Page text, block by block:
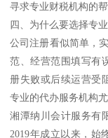
寻求专业财税机构的
四、为什么要选择专
公司注册看似简单，
范、经营范围填写有
册失败或后续运营受
专业的代办服务机构尤
湘潭纳川会计服务有
2019年成立以来，始